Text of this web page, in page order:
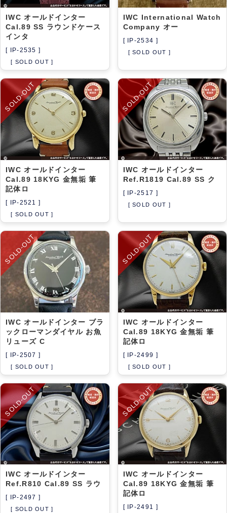
IWC オールドインター
Cal.89 SS ラウンドケース
インタ
[ IP-2535 ]
[ SOLD OUT ]
IWC International Watch
Company オー
[ IP-2534 ]
[ SOLD OUT ]
SOLD-OUT
IWC オールドインター
Cal.89 18KYG 金無垢 筆
記体ロ
[ IP-2521 ]
[ SOLD OUT ]
SOLD-OUT
IWC オールドインター
Ref.R1819 Cal.89 SS ク
[ IP-2517 ]
[ SOLD OUT ]
SOLD-OUT
IWC オールドインター ブラ
ックローマンダイヤル お魚
リューズ C
[ IP-2507 ]
[ SOLD OUT ]
SOLD-OUT
IWC オールドインター
Cal.89 18KYG 金無垢 筆
記体ロ
[ IP-2499 ]
[ SOLD OUT ]
SOLD-OUT
IWC オールドインター
Ref.R810 Cal.89 SS ラウ
[ IP-2497 ]
[ SOLD OUT ]
SOLD-OUT
IWC オールドインター
Cal.89 18KYG 金無垢 筆
記体ロ
[ IP-2491 ]